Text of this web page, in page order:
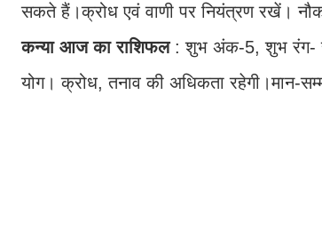
सकते हैं।क्रोध एवं वाणी पर नियंत्रण रखें।
कन्या आज का राशिफल: शुभ अंक-5, शुभ रंग-
योग। क्रोध, तनाव की अधिकता रहेगी।मान-